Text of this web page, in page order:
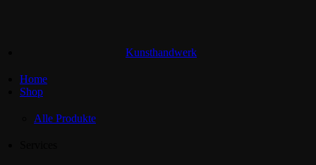
Kunsthandwerk
Home
Shop
Alle Produkte